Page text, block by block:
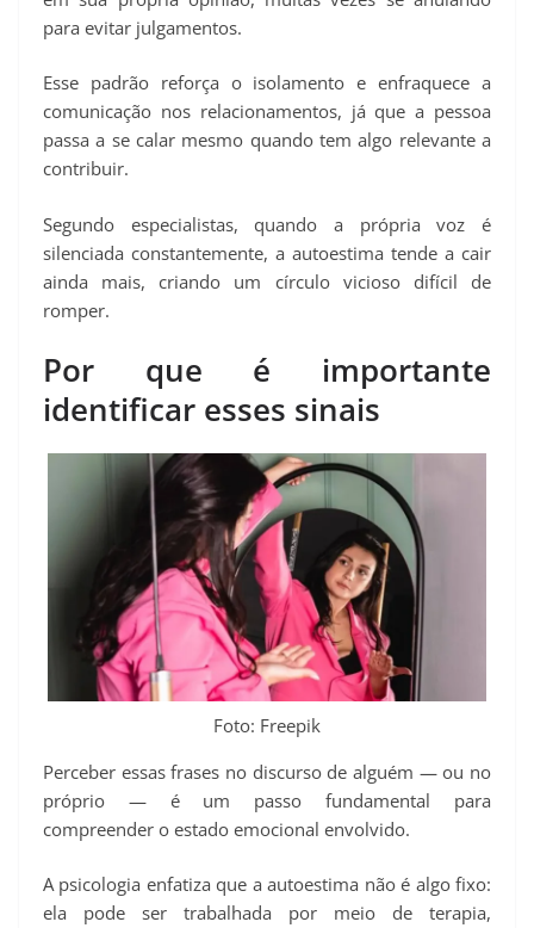
para evitar julgamentos.
Esse padrão reforça o isolamento e enfraquece a
comunicação nos relacionamentos, já que a pessoa
passa a se calar mesmo quando tem algo relevante a
contribuir.
Segundo especialistas, quando a própria voz é
silenciada constantemente, a autoestima tende a cair
ainda mais, criando um círculo vicioso difícil de
romper.
Por que é importante
identificar esses sinais
Foto: Freepik
Perceber essas frases no discurso de alguém — ou no
próprio — é um passo fundamental para
compreender o estado emocional envolvido.
A psicologia enfatiza que a autoestima não é algo fixo:
ela pode ser trabalhada por meio de terapia,